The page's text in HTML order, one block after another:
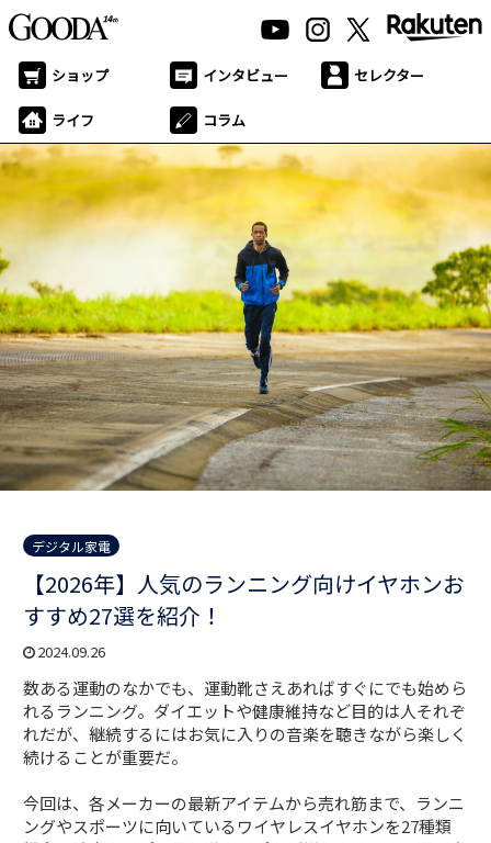
ショップ インタビュー セレクター
ライフ コラム
デジタル家電
【2026年】人気のランニング向けイヤホンお
すすめ27選を紹介！
2024.09.26
数ある運動のなかでも、運動靴さえあればすぐにでも始めら
れるランニング。ダイエットや健康維持など目的は人それぞ
れだが、継続するにはお気に入りの音楽を聴きながら楽しく
続けることが重要だ。
今回は、各メーカーの最新アイテムから売れ筋まで、ランニ
ングやスポーツに向いているワイヤレスイヤホンを27種類